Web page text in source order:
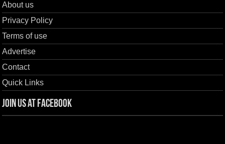
About us
Privacy Policy
Terms of use
Advertise
Contact
Quick Links
Join us at Facebook